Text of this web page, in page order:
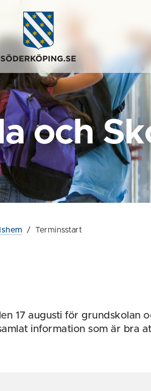
och
/ Terminsstart
17 augusti för grundskolan
information som är bra